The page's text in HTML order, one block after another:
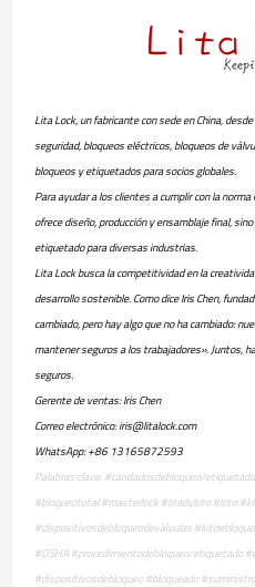
Lita Lock, un fabricante con sede en China,
seguridad, bloqueos eléctricos, bloqueos de
bloqueos y etiquetados para socios globales.
Para ayudar a los clientes a cumplir con la
ofrece diseño, producción y ensamblaje final,
etiquetado para diversas industrias.
Lita Lock busca la competitividad en la
desarrollo sostenible. Como dice Iris Chen,
cambiado, pero hay algo que no ha cambiado:
mantener seguros a los trabajadores». Juntos,
seguros.
Gerente de ventas: Iris Chen
Correo electrónico: iris@litalock.com
WhatsApp: +86 13165872593
Palabras clave: #candadosdebloqueo/
#bloqueototal #masterlock #bradyloto #loto
#dispositivosdebloqueodeválvulas
#OSHA #procedimientodebloqueo/etiquetado
#dispositivosdebloqueo #bloqueado